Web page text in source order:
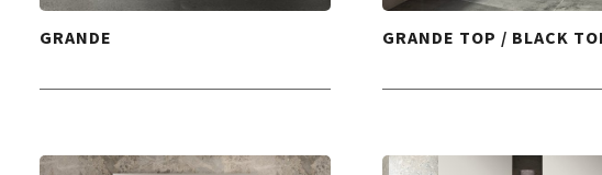
GRANDE GRANDE TOP / BLACK